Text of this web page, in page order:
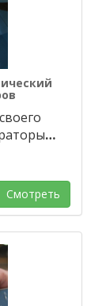
…
Смотреть